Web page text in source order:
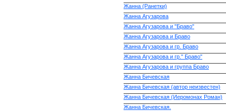
Жанна (Ранетки)
Жанна Агузарова
Жанна Агузарова и "Браво"
Жанна Агузарова и Браво
Жанна Агузарова и гр. Браво
Жанна Агузарова и гр." Браво"
Жанна Агузарова и группа Браво
Жанна Бичевская
Жанна Бичевская (автор неизвестен)
Жанна Бичевская (Иеромонах Роман)
Жанна Бичевская.